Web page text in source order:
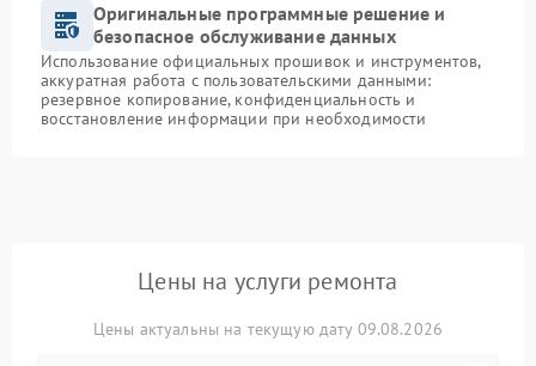
Оригинальные программные решение и
безопасное обслуживание данных
Использование официальных прошивок и инструментов,
аккуратная работа с пользовательскими данными:
резервное копирование, конфиденциальность и
восстановление информации при необходимости
Цены на услуги ремонта
Цены актуальны на текущую дату 09.08.2026